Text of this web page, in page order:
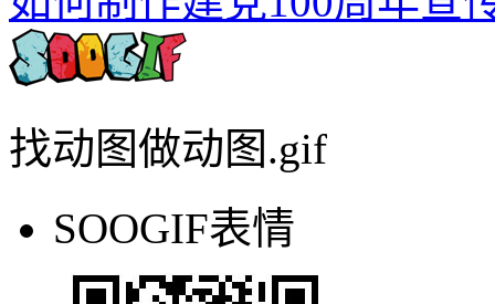
如何制作建党100周年宣